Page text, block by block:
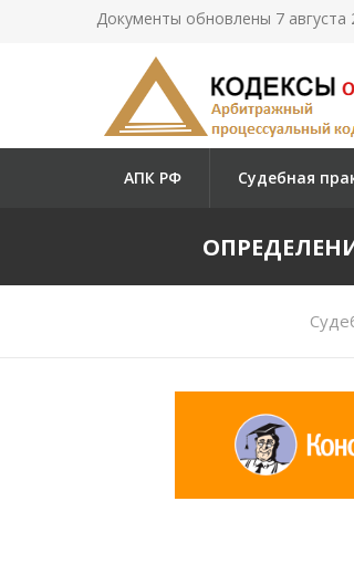
Документы обновлены 7 августа
АПК РФ Судебная